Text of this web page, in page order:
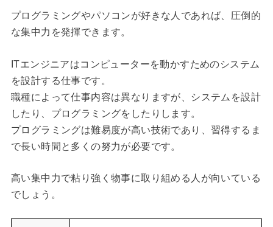
プログラミングやパソコンが好きな人であれば、圧倒的
な集中力を発揮できます。
ITエンジニアはコンピューターを動かすためのシステム
を設計する仕事です。
職種によって仕事内容は異なりますが、システムを設計
したり、プログラミングをしたりします。
プログラミングは難易度が高い技術であり、習得するま
で長い時間と多くの努力が必要です。
高い集中力で粘り強く物事に取り組める人が向いている
でしょう。